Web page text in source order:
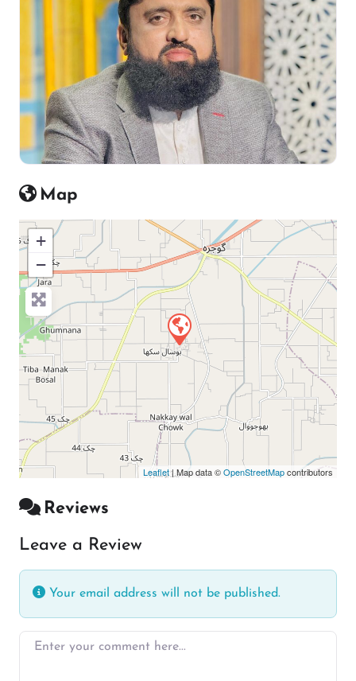
Map
+
−
Press Enter key to search
Leaflet| Map data ©OpenStreetMapcontributors
Reviews
Leave a Review
Your email address will not be published.
Enter your comment here…